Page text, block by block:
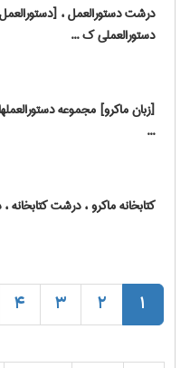
درشت دستورالعمل ،
دستورالعملی ک ...
[زبان ماکرو] مجموعه
...
کتابخانه ماکرو ، درشت کتابخانه
1
2
3
4